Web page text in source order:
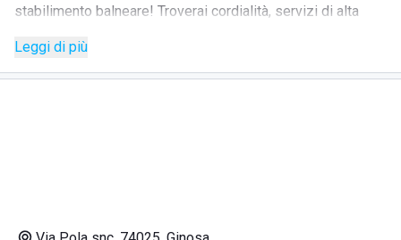
stabilimento balneare! Troverai cordialità, servizi di alta
e Bandiera Verde 2022, abbiamo inoltre:
Leggi di più